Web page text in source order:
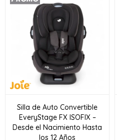
Silla de Auto Convertible
EveryStage FX ISOFIX –
Desde el Nacimiento Hasta
los 12 Años